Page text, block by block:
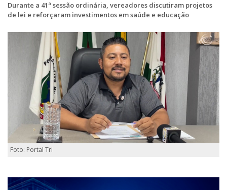
Durante a 41ª sessão ordinária, vereadores discutiram projetos
de lei e reforçaram investimentos em saúde e educação
Foto: Portal Tri